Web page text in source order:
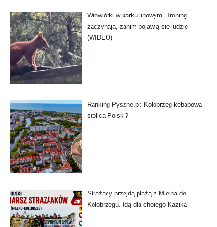
Wiewiórki w parku linowym. Trening
zaczynają, zanim pojawią się ludzie
(WIDEO)
Ranking Pyszne.pl: Kołobrzeg kebabową
stolicą Polski?
Strażacy przejdą plażą z Mielna do
Kołobrzegu. Idą dla chorego Kazika